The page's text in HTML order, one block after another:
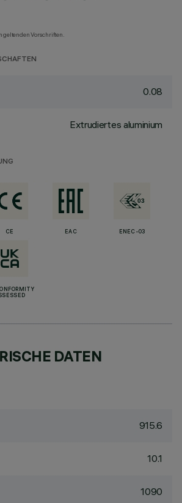
Vorschriften.
0.08
Extrudiertes aluminium
CE EAC ENEC-03
DATEN
915.6
10.1
1090